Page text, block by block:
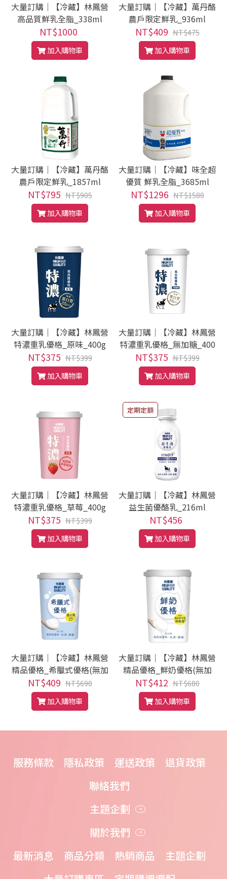
大量訂購｜【冷藏】林鳳營
高品質鮮乳全脂_338ml
NT$1000
加入購物車
大量訂購｜【冷藏】萬丹酪
農戶限定鮮乳_936ml
NT$409 NT$475
加入購物車
大量訂購｜【冷藏】萬丹酪
農戶限定鮮乳_1857ml
NT$795 NT$905
加入購物車
大量訂購｜【冷藏】味全超
優質 鮮乳全脂_3685ml
NT$1296 NT$1580
加入購物車
大量訂購｜【冷藏】林鳳營
特濃重乳優格_原味_400g
NT$375 NT$399
加入購物車
大量訂購｜【冷藏】林鳳營
特濃重乳優格_無加糖_400
g
NT$375 NT$399
加入購物車
大量訂購｜【冷藏】林鳳營
特濃重乳優格_草莓_400g
NT$375 NT$399
加入購物車
定期定額
大量訂購｜【冷藏】林鳳營
益生菌優酪乳_216ml
NT$456
加入購物車
大量訂購｜【冷藏】林鳳營
精品優格_希臘式優格(無加
糖)_400g
NT$409 NT$690
加入購物車
大量訂購｜【冷藏】林鳳營
精品優格_鮮奶優格(無加
糖)_400g
NT$412 NT$680
加入購物車
服務條款 隱私政策 運送政策
退貨政策
聯絡我們
主題企劃
關於我們
最新消息
商品分類 熱銷商品
主題企劃